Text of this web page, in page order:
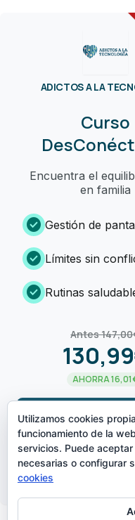
ADICTOS A LA
Curso
Encuentra el
en familia
check_circle Gestión de
check_circle Límites sin
check_circle Rutinas
Antes
AHORRA
¡LO QUIERO!
CREADO
Utilizamos cookies
funcionamiento de la
servicios. Puede
necesarias o configurar
cookies